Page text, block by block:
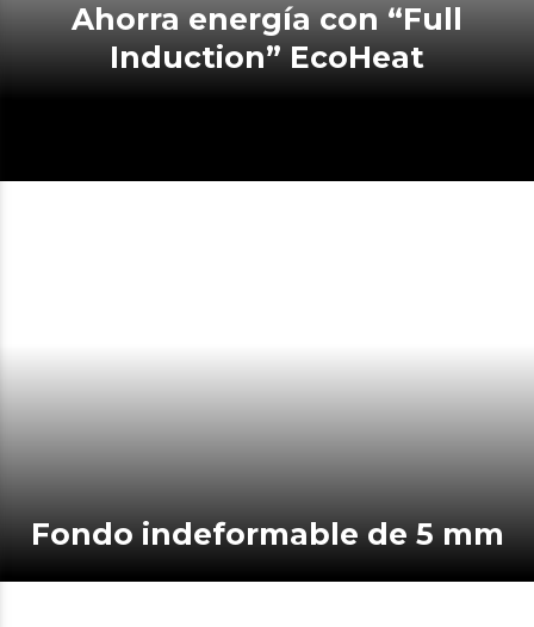
Ahorra energía con “Full
Induction” EcoHeat
Fondo indeformable de 5 mm